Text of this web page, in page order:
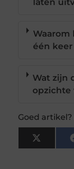
laten
Waarom
één
Wat zijn
opzichte
Goed
X